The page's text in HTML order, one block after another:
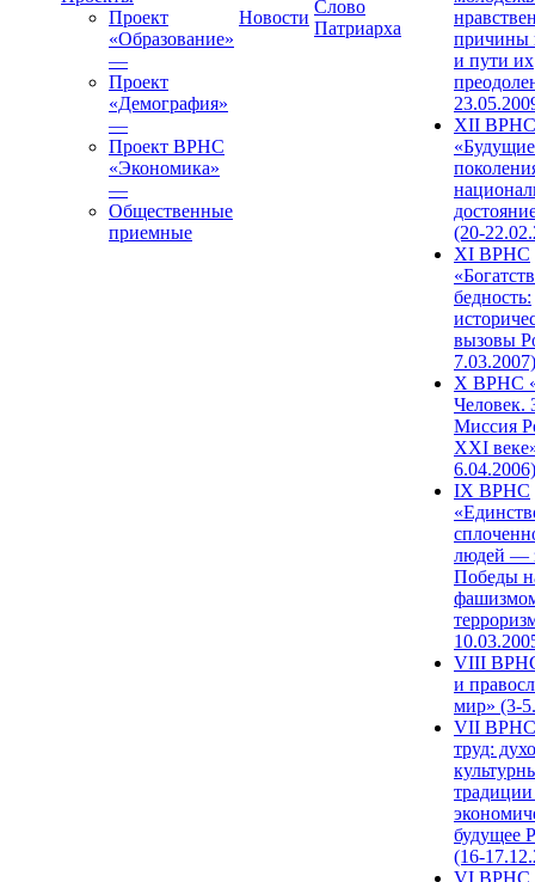
Проект
«Образование»
—
Проект
«Демография»
—
Проект ВРНС
«Экономика»
—
Общественные
приемные
Новости
Слово
Патриарха
причины
и пути их
XII ВРНС
«Будущие
(20-
XI ВРНС
бедность:
вызовы
7.03.2007)
X ВРНС
Человек.
Миссия
XXI
6.04.2006)
IX ВРНС
людей —
Победы
VIII
и
мир» (3-
VII ВРНС
труд:
будущее
(16-
VI ВРНС